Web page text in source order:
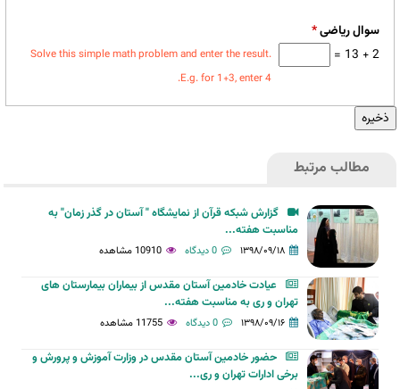
سوال ریاضی*
2 + 13 =
Solve this simple math problem and enter the result.
E.g. for 1+3, enter 4.
مطالب مرتبط
گزارش شبکه قرآن از نمایشگاه " آستان در گذر زمان" به
مناسبت هفته...
۱۳۹۸/۰۹/۱۸ 0 دیدگاه 10910 مشاهده
عیادت خادمین آستان مقدس از بیماران بیمارستان های
تهران و ری به مناسبت هفته...
۱۳۹۸/۰۹/۱۶ 0 دیدگاه 11755 مشاهده
حضور خادمین آستان مقدس در وزارت آموزش و پرورش و
برخی ادارات تهران و ری...